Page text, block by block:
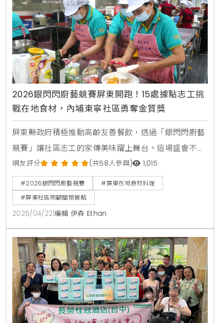
2026銀閃閃廚藝競賽屏東開跑！15處據點志工挑
戰在地食材，內埔東寧社區勇奪金質獎
屏東縣政府積極推動高齡友善餐飲，透過「銀閃閃廚藝
競賽」讓社區志工的家傳美味躍上舞台。這場盛會不僅
展現志工的職人精神，更確保長輩吃得營養與安心。
KiraKacha去啦！創辦人 梁翔渝表示，透過公開競賽與
系統化培訓，能有效提升社區共餐的專業度與社會關
注，讓健康飲食文化深入鄰里，打造更有溫度的銀髮生
活圈。
網友評分 (共58人參與) 1,015
#2026銀閃閃廚藝競賽
#屏東在地食材料理
#屏東社區照顧關懷據點
2026/04/22 編輯 伊森 Ethan